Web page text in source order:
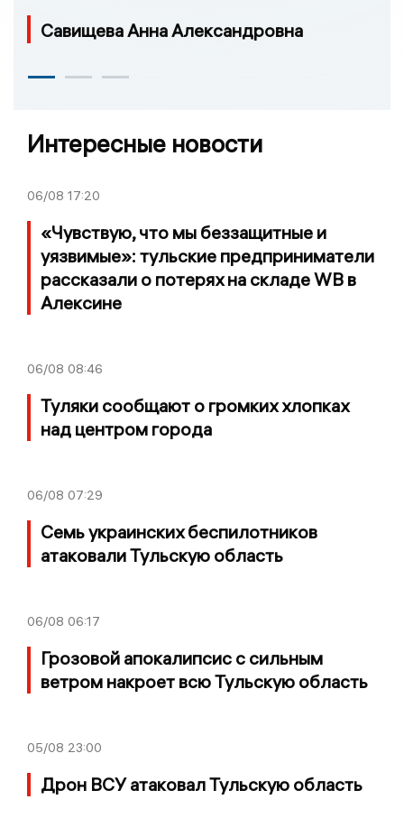
Савищева Анна Александровна
Интересные новости
06/08 17:20
«Чувствую, что мы беззащитные и
уязвимые»: тульские предприниматели
рассказали о потерях на складе WB в
Алексине
06/08 08:46
Туляки сообщают о громких хлопках
над центром города
06/08 07:29
Семь украинских беспилотников
атаковали Тульскую область
06/08 06:17
Грозовой апокалипсис с сильным
ветром накроет всю Тульскую область
05/08 23:00
Дрон ВСУ атаковал Тульскую область